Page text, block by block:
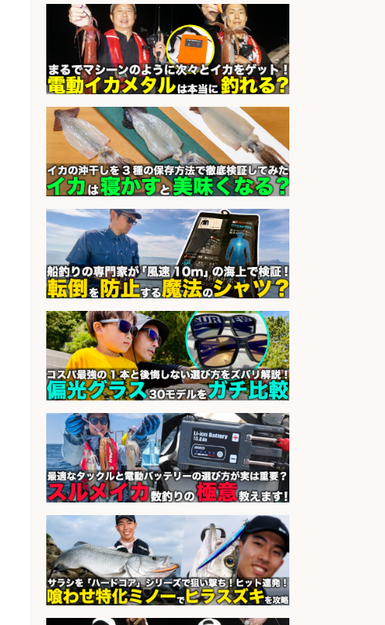
会社名 株式会社ホットスタッフ五日市
sponsored by 求人ボックス
仕分け・シール貼り/釣り具などの
出荷作業/兵庫県/神戸市北区
会社名 UTエージェント株式会社
sponsored by 求人ボックス
営業事務/「大津市」「時給1,300
円」小野駅から徒歩6分/釣り具メー
カーの物流事務・営業アシスタン
ト/残業なし×土日祝休み×大型連休
あり/滋賀県/大津市
会社名 株式会社ホットスタッフ滋賀
sponsored by 求人ボックス
魚をさばける方必見「鮮魚部門スタ
ッフ」/3つの働き方が選べる
会社名 株式会社旬
sponsored by 求人ボックス
営業事務/釣り具メーカーでの営業
アシスタントのお仕事/残業なし/即
日勤務可/営業事務/軽作業
会社名 株式会社パソナ
sponsored by 求人ボックス
さらに求人情報を見る